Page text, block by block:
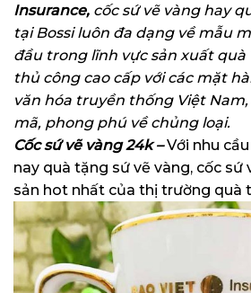
Insurance, cốc sứ vẽ vàng hay
tại Bossi luôn đa dạng về mẫu
đầu trong lĩnh vực sản xuất
thủ công cao cấp với các mặt
văn hóa truyền thống Việt
mã, phong phú về chủng loại.
Cốc sứ vẽ vàng 24k –Với nhu
nay quà tặng sứ vẽ vàng, cốc sứ
sản hot nhất của thị trường quà